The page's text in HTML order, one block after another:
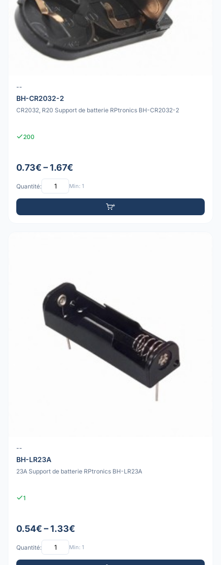
--
BH-CR2032-2
CR2032, R20 Support de batterie RPtronics BH-CR2032-2
200
0.73€ – 1.67€
Quantité: Min: 1
--
BH-LR23A
23A Support de batterie RPtronics BH-LR23A
1
0.54€ – 1.33€
Quantité: Min: 1